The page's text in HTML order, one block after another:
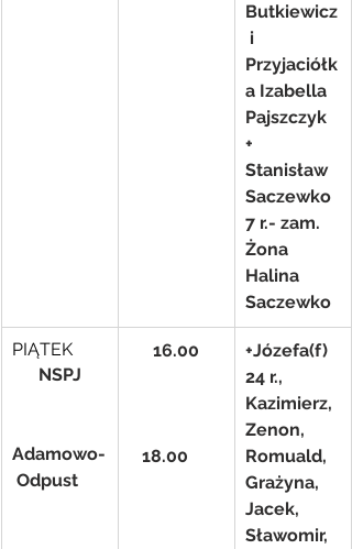
Butkiewicz
i
Przyjaciółk
a Izabella
Pajszczyk
+
Stanisław
Saczewko
7 r.- zam.
Żona
Halina
Saczewko
PIĄTEK
NSPJ
Adamowo-
Odpust
16.00
18.00
+Józefa(f)
24 r.,
Kazimierz,
Zenon,
Romuald,
Grażyna,
Jacek,
Sławomir,